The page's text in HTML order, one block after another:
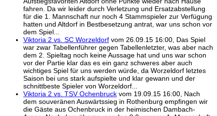
fahren. Da wir leider durch Verletzung und Ersatzabstellung
für die 1. Mannschaft nur noch 4 Stammspieler zur Verfügung
hatten und Altdorf in Bestbesetzung antrat, war uns schon vor
dem Spiel...
Viktoria 2 vs. SC Worzeldorf vom 26.09.15 16:00, Das Spiel
war zwar Tabellenführer gegen Tabellenletzter, was aber nach
dem 2. Spieltag noch keine Aussage hat und uns war schon
vor der Partie klar das es ein ganz schweres aber auch
wichtiges Spiel für uns werden würde, da Worzeldorf letztes
Saison bei uns stark aufspielte und klar gewann und der
schnittbeste Spieler von Worzeldorf...
Viktoria 2 vs. TSV Ochenbruck vom 19.09.15 16:00, Nach
dem souveränen Auswärtssieg in Rothenburg empfingen wir
die Gäste aus Ochenbruck in der heimischen Dambach-